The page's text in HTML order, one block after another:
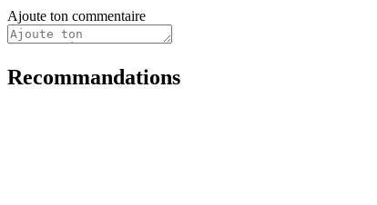
Ajoute ton commentaire
Recommandations